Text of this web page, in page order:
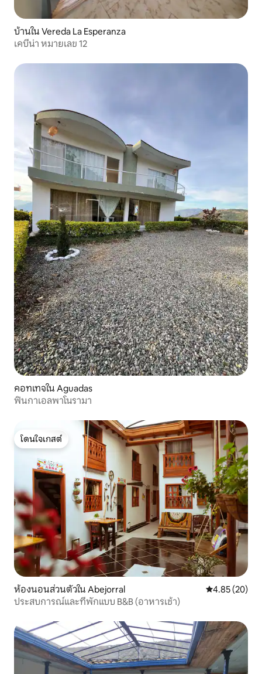
บ้านใน Vereda La Esperanza
เคบีน่า หมายเลข 12
คอทเทจใน Aguadas
ฟินกาเอลพาโนรามา
โดนใจเกสต์
โดนใจเกสต์
ห้องนอนส่วนตัวใน Abejorral คะแนนเฉลี่ย
4.85 (20)
ประสบการณ์และที่พักแบบ B&B (อาหารเช้า)